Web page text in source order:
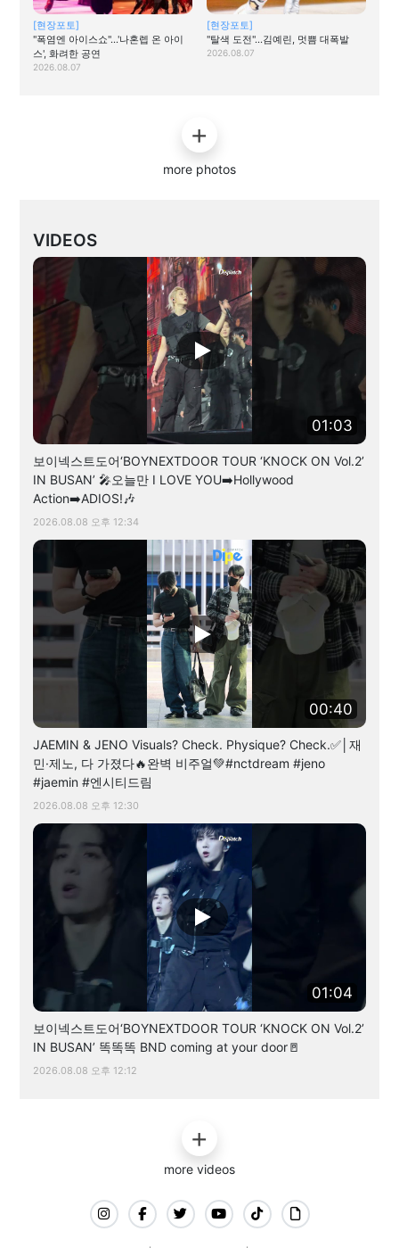
[현장포토]
"폭염엔 아이스쇼"…'나혼렙 온 아이
스', 화려한 공연
2026.08.07
[현장포토]
"탈색 도전"…김예린, 멋쁨 대폭발
2026.08.07
more photos
VIDEOS
01:03
보이넥스트도어‘BOYNEXTDOOR TOUR ‘KNOCK ON Vol.2’
IN BUSAN’ 🎤오늘만 I LOVE YOU➡️Hollywood
Action➡️ADIOS!🎶
2026.08.08 오후 12:34
00:40
JAEMIN & JENO Visuals? Check. Physique? Check.✅│재
민·제노, 다 가졌다🔥완벽 비주얼💚#nctdream #jeno
#jaemin #엔시티드림
2026.08.08 오후 12:30
01:04
보이넥스트도어‘BOYNEXTDOOR TOUR ‘KNOCK ON Vol.2’
IN BUSAN’ 똑똑똑 BND coming at your door🚪
2026.08.08 오후 12:12
more videos